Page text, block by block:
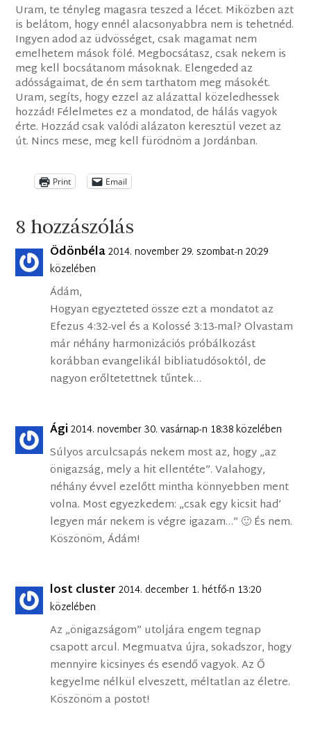
Uram, te tényleg magasra teszed a lécet. Miközben azt
is belátom, hogy ennél alacsonyabbra nem is tehetnéd.
Ingyen adod az üdvösséget, csak magamat nem
emelhetem mások fölé. Megbocsátasz, csak nekem is
meg kell bocsátanom másoknak. Elengeded az
adósságaimat, de én sem tarthatom meg másokét.
Uram, segíts, hogy ezzel az alázattal közeledhessek
hozzád! Félelmetes ez a mondatod, de hálás vagyok
érte. Hozzád csak valódi alázaton keresztül vezet az
út. Nincs mese, meg kell fürödnöm a Jordánban.
Print Email
8 hozzászólás
Ödönbéla2014. november 29. szombat-n 20:29
közelében
Ádám,
Hogyan egyezteted össze ezt a mondatot az
Efezus 4:32-vel és a Kolossé 3:13-mal? Olvastam
már néhány harmonizációs próbálkozást
korábban evangelikál bibliatudósoktól, de
nagyon erőltetettnek tűntek…
Ági2014. november 30. vasárnap-n 18:38 közelében
Súlyos arculcsapás nekem most az, hogy „az
önigazság, mely a hit ellentéte”. Valahogy,
néhány évvel ezelőtt mintha könnyebben ment
volna. Most egyezkedem: „csak egy kicsit had’
legyen már nekem is végre igazam…” 🙂 És nem.
Köszönöm, Ádám!
lost cluster 2014. december 1. hétfő-n 13:20
közelében
Az „önigazságom” utoljára engem tegnap
csapott arcul. Megmuatva újra, sokadszor, hogy
mennyire kicsinyes és esendő vagyok. Az Ő
kegyelme nélkül elveszett, méltatlan az életre.
Köszönöm a postot!